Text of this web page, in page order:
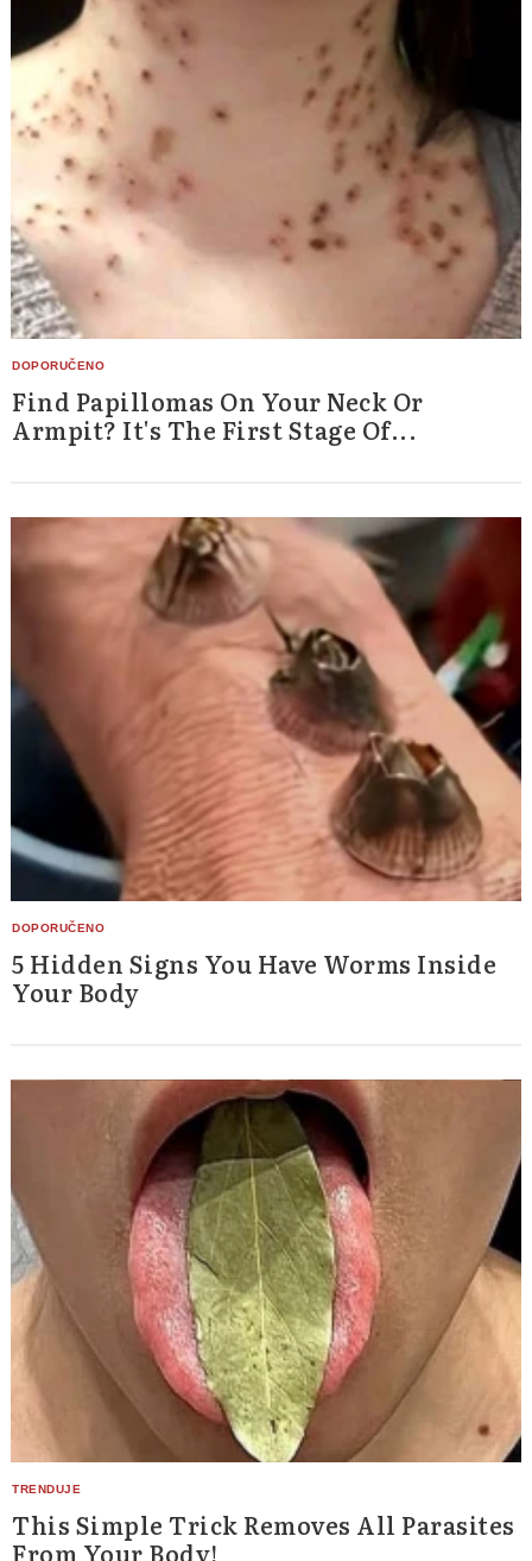
Find Papillomas On Your Neck Or
Armpit? It's The First Stage Of...
5 Hidden Signs You Have Worms Inside
Your Body
This Simple Trick Removes All Parasites
From Your Body!